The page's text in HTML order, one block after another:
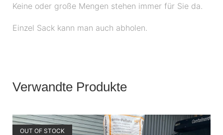
Keine oder große Mengen stehen immer für Sie da.
Einzel Sack kann man auch abholen.
Verwandte Produkte
OUT OF STOCK